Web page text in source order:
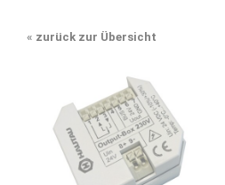
« zurück zur Übersicht